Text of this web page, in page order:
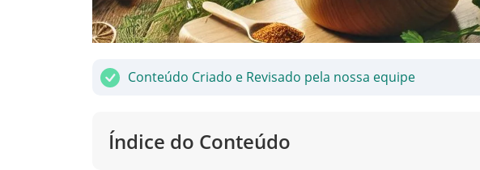
Conteúdo Criado e Revisado pela nossa equipe
Índice do Conteúdo